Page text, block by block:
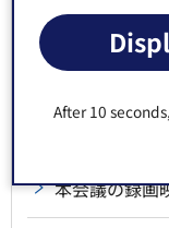
本会議の録画
本会議の録画
令和6年第4
本会議の録画